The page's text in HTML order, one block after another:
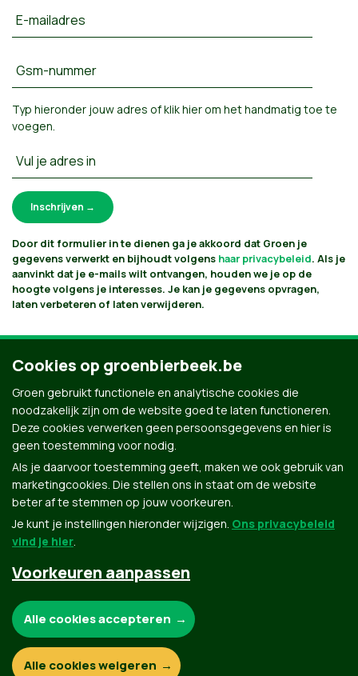
E-mailadres
Gsm-nummer
Typ hieronder jouw adres ofklik hier om het handmatig toe te
voegen.
Vul je adres in
Door dit formulier in te dienen ga je akkoord dat Groen je
gegevens verwerkt en bijhoudt volgens haar privacybeleid. Als je
aanvinkt dat je e-mails wilt ontvangen, houden we je op de
hoogte volgens je interesses. Je kan je gegevens opvragen,
laten verbeteren of laten verwijderen.
Groen.be
Contact Privacybeleid
Cookies op groenbierbeek.be
Groen gebruikt functionele en analytische cookies die
noodzakelijk zijn om de website goed te laten functioneren.
Deze cookies verwerken geen persoonsgegevens en hier is
geen toestemming voor nodig.
Als je daarvoor toestemming geeft, maken we ook gebruik van
marketingcookies. Die stellen ons in staat om de website
beter af te stemmen op jouw voorkeuren.
Je kunt je instellingen hieronder wijzigen. Ons privacybeleid
vind je hier.
Voorkeuren aanpassen
Functionele en analytische cookies:
Alle cookies accepteren
Alle cookies weigeren